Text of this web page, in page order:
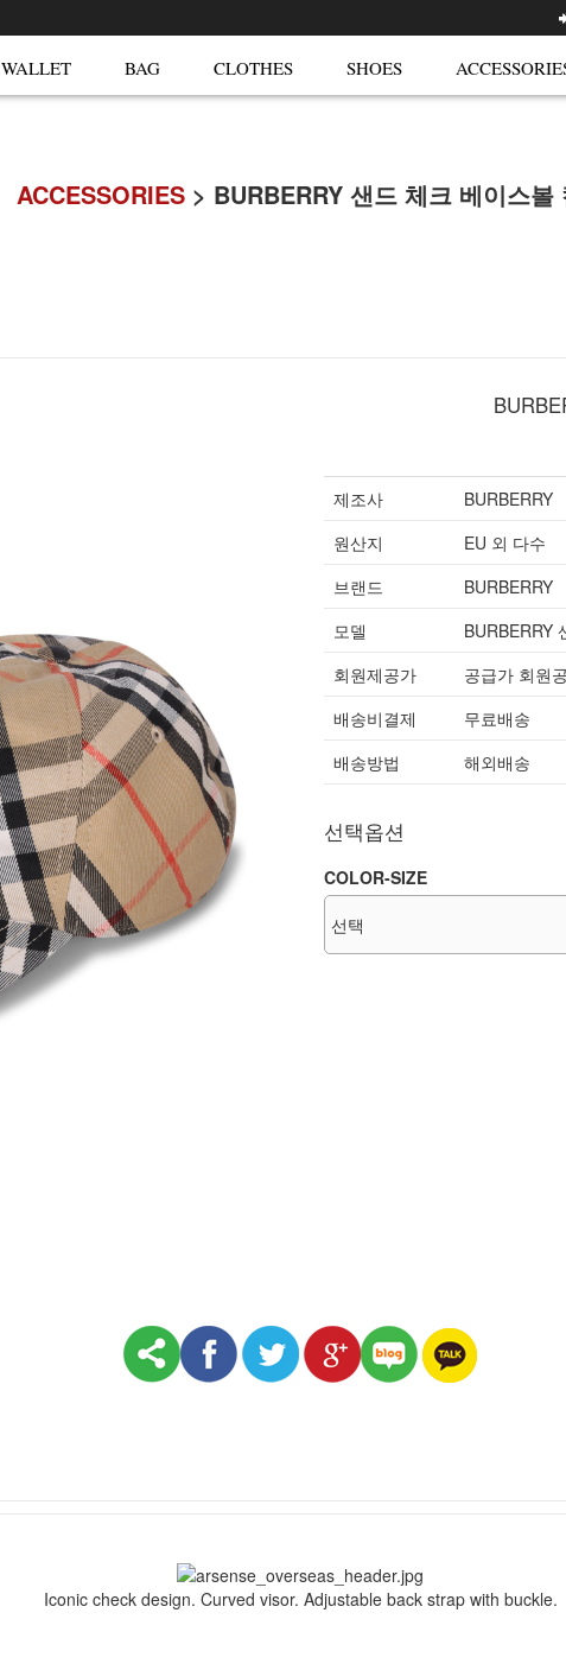
WALLET BAG CLOTHES SHOES
ACCESSORIES> BURBERRY 샌드 체크 베이스볼
제조사
BURBERRY
원산지
EU 외 다수
브랜드
BURBERRY
모델
BURBERRY
회원제공가
공급가 회원
배송비결제
무료배송
배송방법
해외배송
선택옵션
COLOR-SIZE
Iconic check design. Curved visor. Adjustable back strap with buckle.